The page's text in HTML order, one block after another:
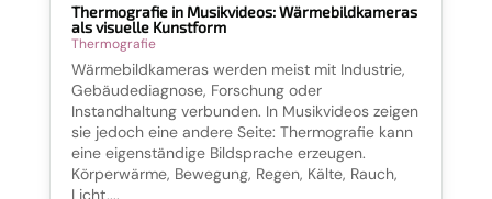
Thermografie in Musikvideos: Wärmebildkameras
als visuelle Kunstform
Thermografie
Wärmebildkameras werden meist mit Industrie,
Gebäudediagnose, Forschung oder
Instandhaltung verbunden. In Musikvideos zeigen
sie jedoch eine andere Seite: Thermografie kann
eine eigenständige Bildsprache erzeugen.
Körperwärme, Bewegung, Regen, Kälte, Rauch,
Licht,...